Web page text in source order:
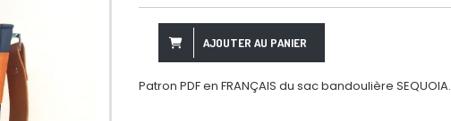
AJOUTER AU PANIER
Patron PDF en FRANÇAIS du sac bandoulière SEQUOIA.